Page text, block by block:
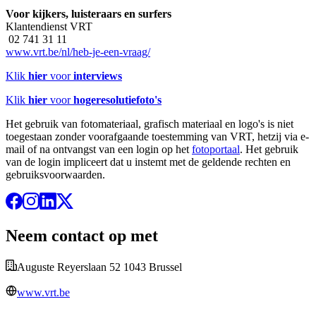
Voor kijkers, luisteraars en surfers
Klantendienst VRT
02 741 31 11
www.vrt.be/nl/heb-je-een-vraag/
Klik hier voorinterviews
Klik hier voorhogeresolutiefoto's
Het gebruik van fotomateriaal, grafisch materiaal en logo's is niet
toegestaan zonder voorafgaande toestemming van VRT, hetzij via e-
mail of na ontvangst van een login op het fotoportaal. Het gebruik
van de login impliceert dat u instemt met de geldende rechten en
gebruiksvoorwaarden.
Neem contact op met
Auguste Reyerslaan 52 1043 Brussel
www.vrt.be